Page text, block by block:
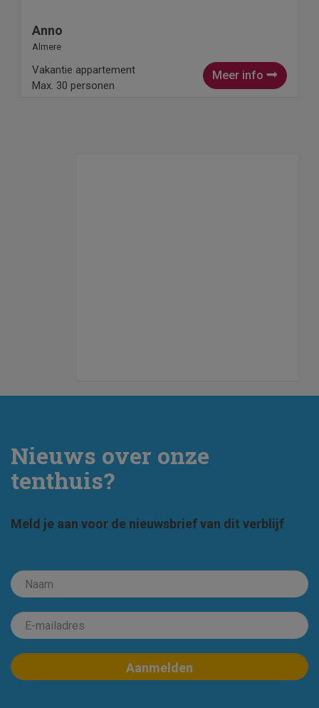
Anno
Almere
Meer info
Vakantie appartement
Max. 30 personen
Nieuws over onze
tenthuis?
Meld je aan voor de nieuwsbrief van dit verblijf